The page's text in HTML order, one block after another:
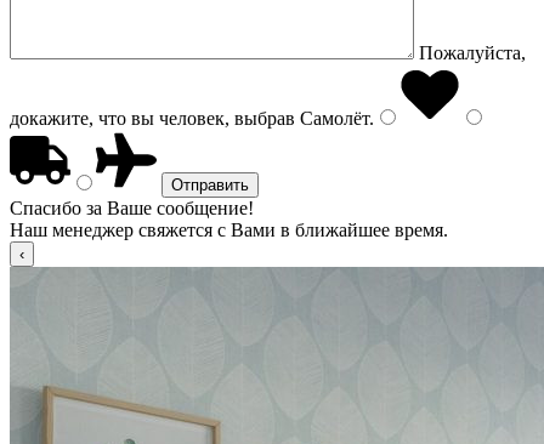
Пожалуйста,
докажите, что вы человек, выбрав Самолёт.
Спасибо за Ваше сообщение!
Наш менеджер свяжется с Вами в ближайшее время.